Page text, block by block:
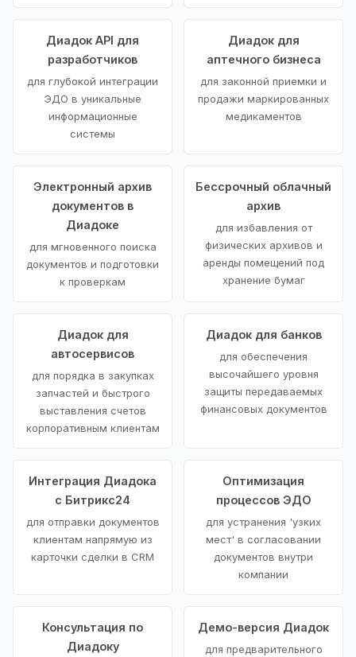
Диадок API для
разработчиков
для глубокой интеграции
ЭДО в уникальные
информационные
системы
Диадок для
аптечного бизнеса
для законной приемки и
продажи маркированных
медикаментов
Электронный архив
документов в
Диадоке
для мгновенного поиска
документов и подготовки
к проверкам
Бессрочный облачный
архив
для избавления от
физических архивов и
аренды помещений под
хранение бумаг
Диадок для
автосервисов
для порядка в закупках
запчастей и быстрого
выставления счетов
корпоративным клиентам
Диадок для банков
для обеспечения
высочайшего уровня
защиты передаваемых
финансовых документов
Интеграция Диадока
с Битрикс24
для отправки документов
клиентам напрямую из
карточки сделки в CRM
Оптимизация
процессов ЭДО
для устранения 'узких
мест' в согласовании
документов внутри
компании
Консультация по
Диадоку
Демо-версия Диадок
для предварительного